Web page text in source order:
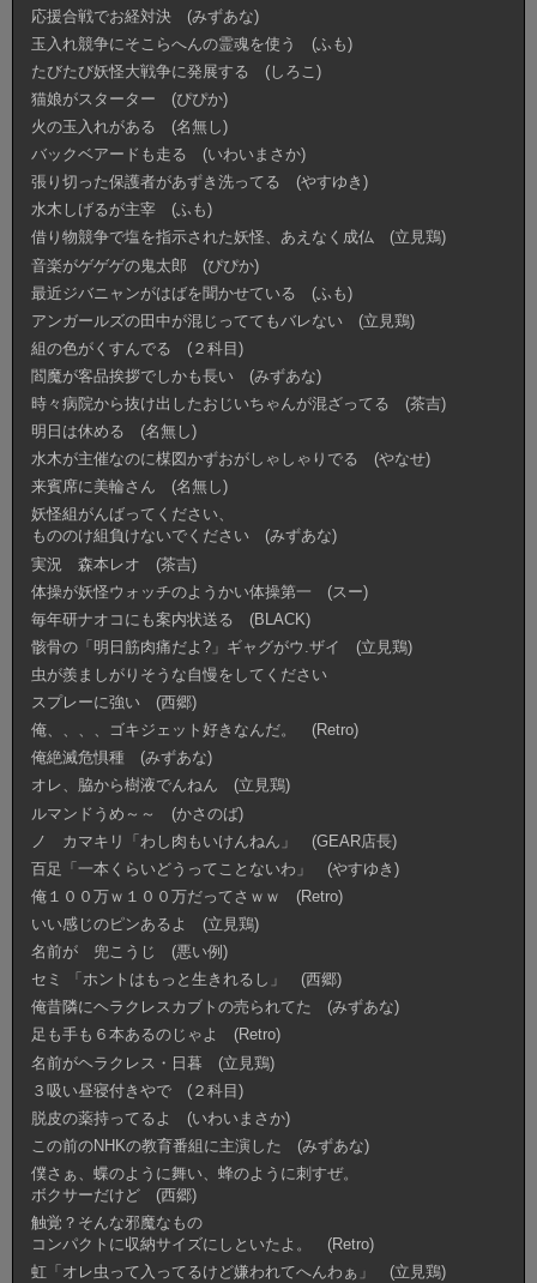
応援合戦でお経対決 (みずあな)
玉入れ競争にそこらへんの霊魂を使う (ふも)
たびたび妖怪大戦争に発展する (しろこ)
猫娘がスターター (ぴぴか)
火の玉入れがある (名無し)
バックベアードも走る (いわいまさか)
張り切った保護者があずき洗ってる (やすゆき)
水木しげるが主宰 (ふも)
借り物競争で塩を指示された妖怪、あえなく成仏 (立見鶏)
音楽がゲゲゲの鬼太郎 (ぴぴか)
最近ジバニャンがはばを聞かせている (ふも)
アンガールズの田中が混じっててもバレない (立見鶏)
組の色がくすんでる (２科目)
閻魔が客品挨拶でしかも長い (みずあな)
時々病院から抜け出したおじいちゃんが混ざってる (茶吉)
明日は休める (名無し)
水木が主催なのに楳図かずおがしゃしゃりでる (やなせ)
来賓席に美輪さん (名無し)
妖怪組がんばってください、
もののけ組負けないでください (みずあな)
実況 森本レオ (茶吉)
体操が妖怪ウォッチのようかい体操第一 (スー)
毎年研ナオコにも案内状送る (BLACK)
骸骨の「明日筋肉痛だよ?」ギャグがウ.ザイ (立見鶏)
虫が羨ましがりそうな自慢をしてください
スプレーに強い (西郷)
俺、、、、ゴキジェット好きなんだ。 (Retro)
俺絶滅危惧種 (みずあな)
オレ、脇から樹液でんねん (立見鶏)
ルマンドうめ～～ (かさのば)
ノ カマキリ「わし肉もいけんねん」 (GEAR店長)
百足「一本くらいどうってことないわ」 (やすゆき)
俺１００万ｗ１００万だってさｗｗ (Retro)
いい感じのピンあるよ (立見鶏)
名前が 兜こうじ (悪い例)
セミ 「ホントはもっと生きれるし」 (西郷)
俺昔隣にヘラクレスカブトの売られてた (みずあな)
足も手も６本あるのじゃよ (Retro)
名前がヘラクレス・日暮 (立見鶏)
３吸い昼寝付きやで (２科目)
脱皮の薬持ってるよ (いわいまさか)
この前のNHKの教育番組に主演した (みずあな)
僕さぁ、蝶のように舞い、蜂のように刺すぜ。
ボクサーだけど (西郷)
触覚？そんな邪魔なもの
コンパクトに収納サイズにしといたよ。 (Retro)
虹「オレ虫って入ってるけど嫌われてへんわぁ」 (立見鶏)